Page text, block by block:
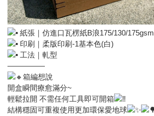
紙張｜仿進口瓦楞紙B浪175/130/175gsm
印刷｜柔版印刷-1基本色(白)
工法｜軋型
—————
箱編想說
開盒瞬間療愈滿分~
輕鬆拉開 不需任何工具即可開箱
結構穩固可重複使用更加環保愛地球